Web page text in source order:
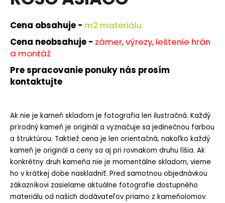
z
5
hviezdičiek.
Cena obsahuje - m2 materiálu
Cena neobsahuje - zámer, výrezy, leštenie hrán
a montáž
Pre spracovanie ponuky nás prosím
kontaktujte
Ak nie je kameň skladom je fotografia len ilustračná. Každý
prírodný kameň je originál a vyznačuje sa jedinečnou farbou
a štruktúrou. Taktiež cena je len orientačná, nakoľko každý
kameň je originál a ceny sa aj pri rovnakom druhu líšia. Ak
konkrétny druh kameňa nie je momentálne skladom, vieme
ho v krátkej dobe naskladniť. Pred samotnou objednávkou
zákazníkovi zasielame aktuálne fotografie dostupného
materiálu od našich dodávateľov priamo z kameňolomov.
j
s
ť
?
HĽADAŤ
O
d
p
o